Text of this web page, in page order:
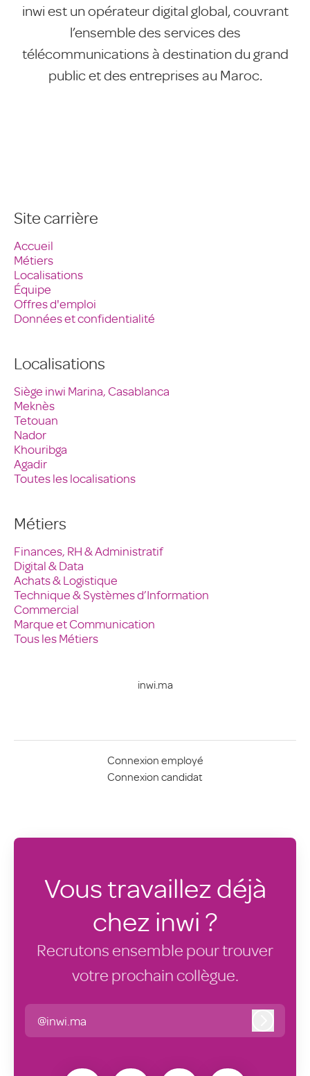
inwi est un opérateur digital global, couvrant
l’ensemble des services des
télécommunications à destination du grand
public et des entreprises au Maroc.
Site carrière
Accueil
Métiers
Localisations
Équipe
Offres d'emploi
Données et confidentialité
Localisations
Siège inwi Marina, Casablanca
Meknès
Tetouan
Nador
Khouribga
Agadir
Toutes les localisations
Métiers
Finances, RH & Administratif
Digital & Data
Achats & Logistique
Technique & Systèmes d’Information
Commercial
Marque et Communication
Tous les Métiers
inwi.ma
Connexion employé
Connexion candidat
Vous travaillez déjà
chez inwi ?
Recrutons ensemble pour trouver
votre prochain collègue.
@inwi.ma